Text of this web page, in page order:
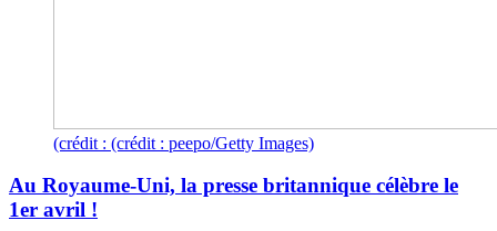
(crédit : (crédit : peepo/Getty Images)
Au Royaume-Uni, la presse britannique célèbre le
1er avril !